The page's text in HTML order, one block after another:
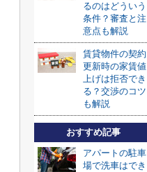
るのはどういう
条件？審査と注
意点も解説
賃貸物件の契約
更新時の家賃値
上げは拒否でき
る？交渉のコツ
も解説
おすすめ記事
アパートの駐車
場で洗車はでき